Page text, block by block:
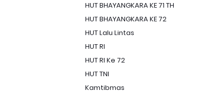
HUT BHAYANGKARA KE 71 TH
HUT BHAYANGKARA KE 72
HUT Lalu Lintas
HUT RI
HUT RI Ke 72
HUT TNI
Kamtibmas